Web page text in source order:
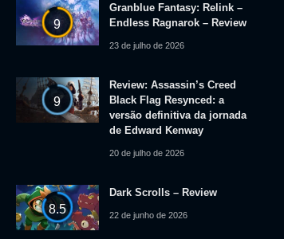
9
Granblue Fantasy: Relink –
Endless Ragnarok – Review
23 de julho de 2026
9
Review: Assassin’s Creed
Black Flag Resynced: a
versão definitiva da jornada
de Edward Kenway
20 de julho de 2026
8.5
Dark Scrolls – Review
22 de junho de 2026